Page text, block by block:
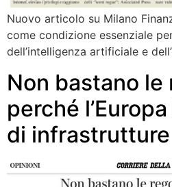
Nuovo articolo su Milano
come condizione essenziale
dell’intelligenza artificiale e
Non bastano le
perché
di